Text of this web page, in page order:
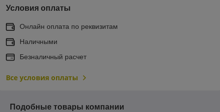
Условия оплаты
Онлайн оплата по реквизитам
Наличными
Безналичный расчет
Все условия оплаты
Подобные товары компании